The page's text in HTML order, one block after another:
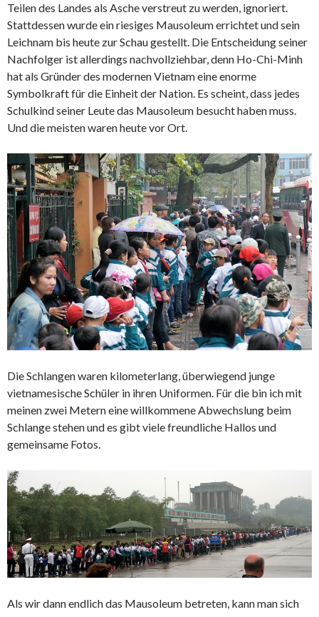
Teilen des Landes als Asche verstreut zu werden, ignoriert.
Stattdessen wurde ein riesiges Mausoleum errichtet und sein
Leichnam bis heute zur Schau gestellt. Die Entscheidung seiner
Nachfolger ist allerdings nachvollziehbar, denn Ho-Chi-Minh
hat als Gründer des modernen Vietnam eine enorme
Symbolkraft für die Einheit der Nation. Es scheint, dass jedes
Schulkind seiner Leute das Mausoleum besucht haben muss.
Und die meisten waren heute vor Ort.
Die Schlangen waren kilometerlang, überwiegend junge
vietnamesische Schüler in ihren Uniformen. Für die bin ich mit
meinen zwei Metern eine willkommene Abwechslung beim
Schlange stehen und es gibt viele freundliche Hallos und
gemeinsame Fotos.
Als wir dann endlich das Mausoleum betreten, kann man sich